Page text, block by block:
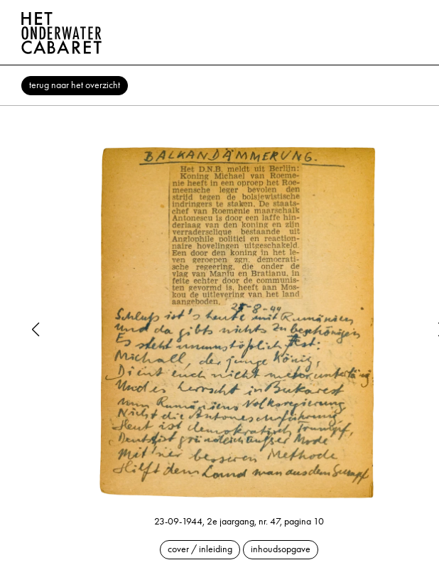
terug naar het overzicht
23-09-1944, 2e jaargang, nr. 47, pagina 10
cover / inleiding inhoudsopgave